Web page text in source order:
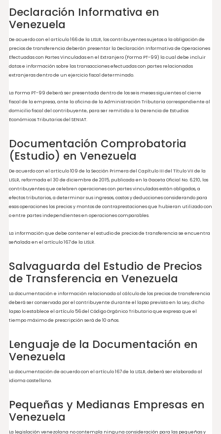
Local O Establecimiento Y Una Multa De Mil
Unidades Tributarias (1.000 UT).
Art. 112: Quien Mediante Acción U Omisión
Una Disminución Ilegitima De Los Ingresos
Tributarios Será Merecedor A Una Multa De Un
100% A 300% De Impuesto Adicional De La
Omisión.
Requisitos de Documentación y Divulgación en
Declaración Informativa en
Venezuela
De acuerdo con el artículo 166 de la LISLR, los contribuyentes sujetos a la obligación
precios de transferencia deberán presentar la Declaración Informativa de
Efectuadas con Partes Vinculadas en el Extranjero (Forma PT-99) la cual debe
extranjeras dentro de un ejercicio fiscal determinado.
fiscal de la empresa, ante la oficina de la Administración Tributaria
domicilio fiscal del contribuyente, para ser remitida a la Gerencia de Estudios
Económicos Tributarios del SENIAT.
Documentación Comprobatoria
(Estudio) en Venezuela
LISLR, reformada el 30 de diciembre de 2015, publicada en la Gaceta Oficial No.
contribuyentes que celebren operaciones con partes vinculadas están obligados,
esas operaciones los precios y montos de contraprestaciones que hubieran
La información que debe contener el estudio de precios de transferencia se
señalada en el artículo 167 de la LISLR.